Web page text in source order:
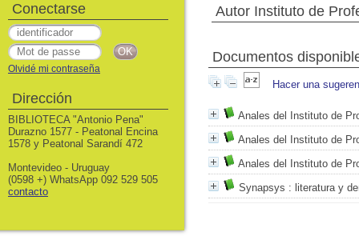
Autor Instituto de
Documentos
Hacer una
Anales del Instituto de
Anales del Instituto de
Anales del Instituto de
Synapsys : literatura y
Conectarse
Olvidé mi contraseña
Dirección
BIBLIOTECA "Antonio Pena"
Durazno 1577 - Peatonal Encina
1578 y Peatonal Sarandí 472
Montevideo - Uruguay
(0598 +) WhatsApp 092 529 505
contacto